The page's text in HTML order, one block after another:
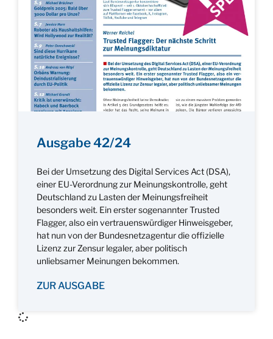
Ausgabe 42/24
Bei der Umsetzung des Digital Services Act (DSA),
einer EU-Verordnung zur Meinungskontrolle, geht
Deutschland zu Lasten der Meinungsfreiheit
besonders weit. Ein erster sogenannter Trusted
Flagger, also ein vertrauenswürdiger Hinweisgeber,
hat nun von der Bundesnetzagentur die offizielle
Lizenz zur Zensur legaler, aber politisch
unliebsamer Meinungen bekommen.
ZUR AUSGABE